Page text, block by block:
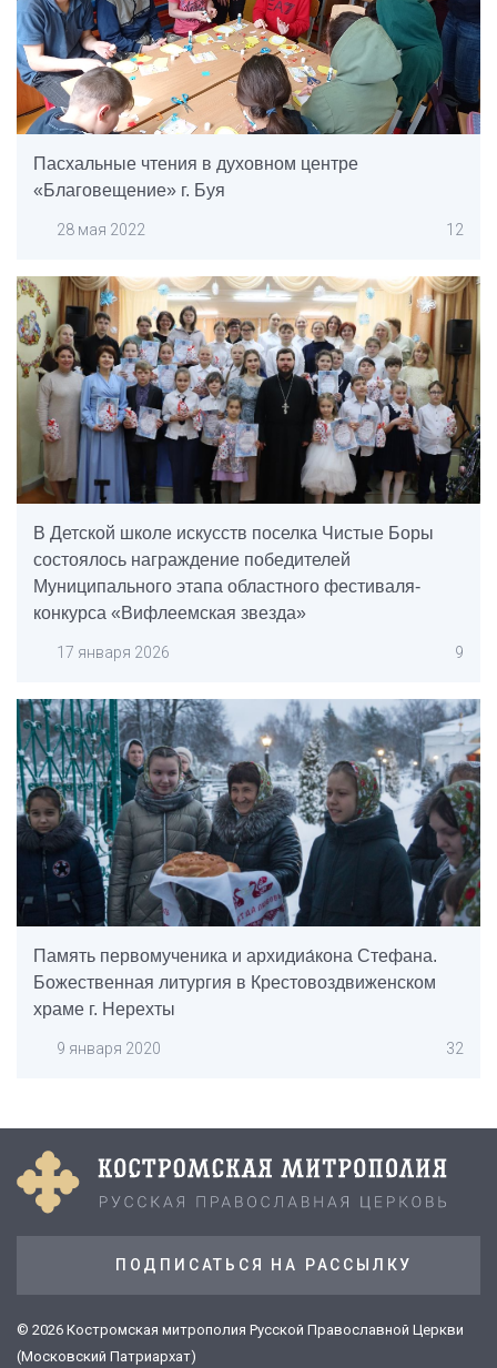
Пасхальные чтения в духовном центре
«Благовещение» г. Буя
28 мая 2022 12
В Детской школе искусств поселка Чистые Боры
состоялось награждение победителей
Муниципального этапа областного фестиваля-
конкурса «Вифлеемская звезда»
17 января 2026 9
Память первомученика и архидиа́кона Стефана.
Божественная литургия в Крестовоздвиженском
храме г. Нерехты
9 января 2020 32
ПОДПИСАТЬСЯ НА РАССЫЛКУ
© 2026 Костромская митрополия Русской Православной Церкви
(Московский Патриархат)